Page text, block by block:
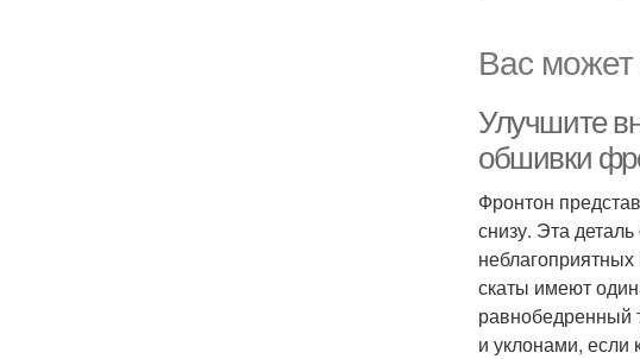
Вас может
Улучшите
обшивки
Фронтон
снизу. Эта
скаты имеют
равнобедренный
и уклонами, если